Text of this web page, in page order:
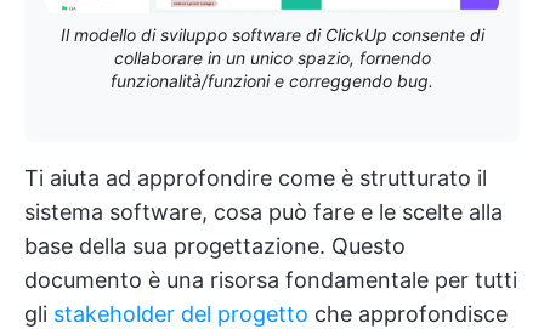
Il modello di sviluppo software di ClickUp consente di
collaborare in un unico spazio, fornendo
funzionalità/funzioni e correggendo bug.
Ti aiuta ad approfondire come è strutturato il
sistema software, cosa può fare e le scelte alla
base della sua progettazione. Questo
documento è una risorsa fondamentale per tutti
gli stakeholder del progetto che approfondisce